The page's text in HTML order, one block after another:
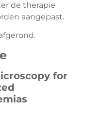
de therapie
aangepast.
for